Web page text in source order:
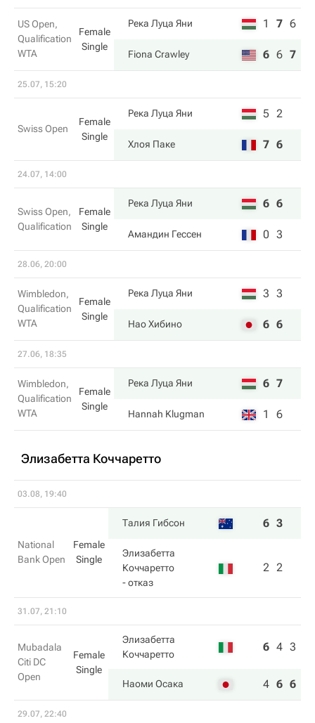
US Open,
Qualification
WTA
Female
Single
Река Луца Яни 1 7 6
Fiona Crawley 6 6 7
25.07, 15:20
Swiss Open
Female
Single
Река Луца Яни 5 2
Хлоя Паке 7 6
24.07, 14:00
Swiss Open,
Qualification
Female
Single
Река Луца Яни 6 6
Амандин Гессен 0 3
28.06, 20:00
Wimbledon,
Qualification
WTA
Female
Single
Река Луца Яни 3 3
Нао Хибино 6 6
27.06, 18:35
Wimbledon,
Qualification
WTA
Female
Single
Река Луца Яни 6 7
Hannah Klugman 1 6
Элизабетта Коччаретто
03.08, 19:40
National
Bank Open
Female
Single
Талия Гибсон 6 3
Элизабетта
Коччаретто
- отказ
2 2
31.07, 21:10
Mubadala
Citi DC
Open
Female
Single
Элизабетта
Коччаретто
6 4 3
Наоми Осака 4 6 6
29.07, 22:40